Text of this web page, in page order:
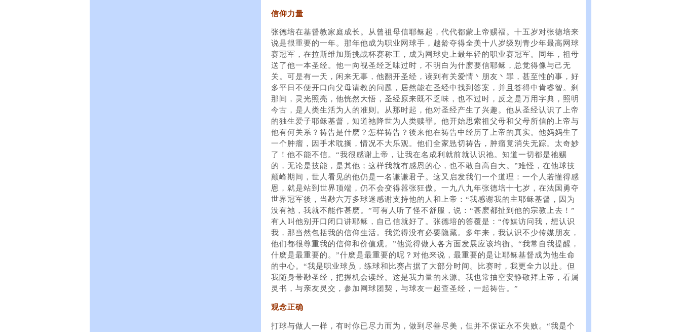
信仰力量
张德培在基督教家庭成长。从曾祖母信耶稣起，代代都蒙上帝赐福。十五岁对张德培来
说是很重要的一年。那年他成为职业网球手，越龄夺得全美十八岁级别青少年最高网球
赛冠军，在拉斯维加斯挑战杯赛称王，成为网球史上最年轻的职业赛冠军。同年，祖母
送了他一本圣经。他一向视圣经乏味过时，不明白为什麽要信耶稣，总觉得像与己无
关。可是有一天，闲来无事，他翻开圣经，读到有关爱情丶朋友丶罪，甚至性的事，好
多平日不便开口向父母请教的问题，居然能在圣经中找到答案，并且答得中肯睿智。刹
那间，灵光照亮，他恍然大悟，圣经原来既不乏味，也不过时，反之是万用字典，照明
今古，是人类生活为人的准则。从那时起，他对圣经产生了兴趣。他从圣经认识了上帝
的独生爱子耶稣基督，知道祂降世为人类赎罪。他开始思索祖父母和父母所信的上帝与
他有何关系？祷告是什麽？怎样祷告？後来他在祷告中经历了上帝的真实。他妈妈生了
一个肿瘤，因手术耽搁，情况不大乐观。他们全家恳切祷告，肿瘤竟消失无踪。太奇妙
了！他不能不信。“我很感谢上帝，让我在名成利就前就认识祂。知道一切都是祂赐
的，无论是技能，是其他；这样我就有感恩的心，也不敢自高自大。”难怪，在他球技
颠峰期间，世人看见的他仍是一名谦谦君子。这又启发我们一个道理：一个人若懂得感
恩，就是站到世界顶端，仍不会变得嚣张狂傲。一九八九年张德培十七岁，在法国勇夺
世界冠军後，当尠六万多球迷感谢支持他的人和上帝：“我感谢我的主耶稣基督，因为
没有祂，我就不能作甚麽。”可有人听了怪不舒服，说：“甚麽都扯到他的宗教上去！”
有人叫他别开口闭口讲耶稣，自己信就好了。张德培的答覆是：“传媒访问我，想认识
我，那当然包括我的信仰生活。我觉得没有必要隐藏。多年来，我认识不少传媒朋友，
他们都很尊重我的信仰和价值观。”他觉得做人各方面发展应该均衡。“我常自我提醒，
什麽是最重要的。”什麽是最重要的呢？对他来说，最重要的是让耶稣基督成为他生命
的中心。“我是职业球员，练球和比赛占据了大部分时间。比赛时，我更全力以赴。但
我随身带尠圣经，把握机会读经。这是我力量的来源。我也常抽空安静敬拜上帝，看属
灵书，与亲友灵交，参加网球团契，与球友一起查圣经，一起祷告。”
观念正确
打球与做人一样，有时你已尽力而为，做到尽善尽美，但并不保证永不失败。“我是个